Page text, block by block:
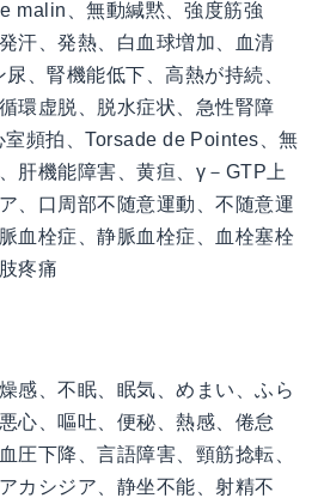
malin、無動緘黙、強度筋強
汗、発熱、白血球増加、血清
、腎機能低下、高熱が持続、
環虚脱、脱水症状、急性腎障
頻拍、Torsade de Pointes、無
肝機能障害、黄疸、γ－GTP上
、口周部不随意運動、不随意運
血栓症、静脈血栓症、血栓塞栓
疼痛
感、不眠、眠気、めまい、ふら
心、嘔吐、便秘、熱感、倦怠
圧下降、言語障害、頸筋捻転、
カシジア、静坐不能、射精不